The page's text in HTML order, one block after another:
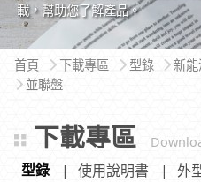
載，幫助您了解產品。
首頁 下載專區 型錄
新
並聯盤
下載專區
型錄 使用說明書 外